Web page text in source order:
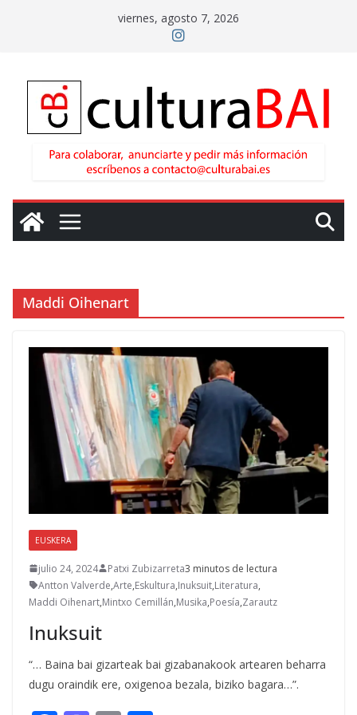
viernes, agosto 7, 2026
Maddi Oihenart
EUSKERA
julio 24, 2024 Patxi Zubizarreta3 minutos de lectura
Antton Valverde,Arte,Eskultura,Inuksuit,Literatura,
Maddi Oihenart,Mintxo Cemillán,Musika,Poesía,Zarautz
Inuksuit
“… Baina bai gizarteak bai gizabanakook artearen beharra
dugu oraindik ere, oxigenoa bezala, biziko bagara…”.